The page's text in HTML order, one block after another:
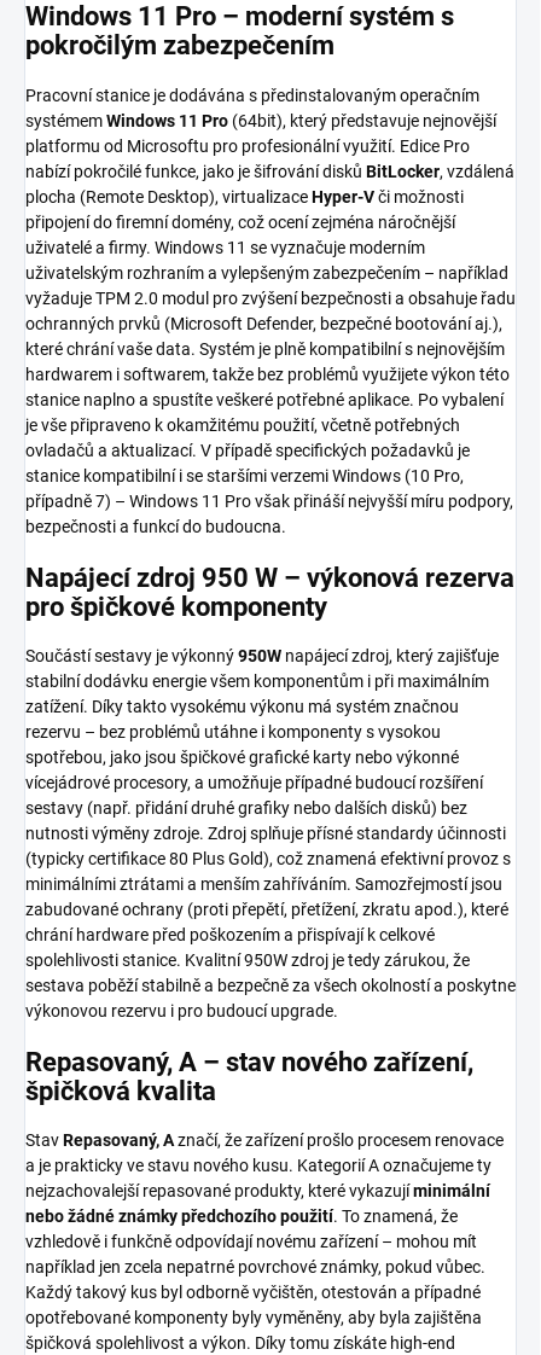
Windows 11 Pro – moderní systém s
pokročilým zabezpečením
Pracovní stanice je dodávána s předinstalovaným operačním
systémemWindows 11 Pro (64bit), který představuje nejnovější
platformu od Microsoftu pro profesionální využití. Edice Pro
nabízí pokročilé funkce, jako je šifrování disků BitLocker, vzdálená
plocha (Remote Desktop), virtualizaceHyper-Vči možnosti
připojení do firemní domény, což ocení zejména náročnější
uživatelé a firmy. Windows 11 se vyznačuje moderním
uživatelským rozhraním a vylepšeným zabezpečením – například
vyžaduje TPM 2.0 modul pro zvýšení bezpečnosti a obsahuje řadu
ochranných prvků (Microsoft Defender, bezpečné bootování aj.),
které chrání vaše data. Systém je plně kompatibilní s nejnovějším
hardwarem i softwarem, takže bez problémů využijete výkon této
stanice naplno a spustíte veškeré potřebné aplikace. Po vybalení
je vše připraveno k okamžitému použití, včetně potřebných
ovladačů a aktualizací. V případě specifických požadavků je
stanice kompatibilní i se staršími verzemi Windows (10 Pro,
případně 7) – Windows 11 Pro však přináší nejvyšší míru podpory,
bezpečnosti a funkcí do budoucna.
Napájecí zdroj 950 W – výkonová rezerva
pro špičkové komponenty
Součástí sestavy je výkonný950W napájecí zdroj, který zajišťuje
stabilní dodávku energie všem komponentům i při maximálním
zatížení. Díky takto vysokému výkonu má systém značnou
rezervu – bez problémů utáhne i komponenty s vysokou
spotřebou, jako jsou špičkové grafické karty nebo výkonné
vícejádrové procesory, a umožňuje případné budoucí rozšíření
sestavy (např. přidání druhé grafiky nebo dalších disků) bez
nutnosti výměny zdroje. Zdroj splňuje přísné standardy účinnosti
(typicky certifikace 80 Plus Gold), což znamená efektivní provoz s
minimálními ztrátami a menším zahříváním. Samozřejmostí jsou
zabudované ochrany (proti přepětí, přetížení, zkratu apod.), které
chrání hardware před poškozením a přispívají k celkové
spolehlivosti stanice. Kvalitní 950W zdroj je tedy zárukou, že
sestava poběží stabilně a bezpečně za všech okolností a poskytne
výkonovou rezervu i pro budoucí upgrade.
Repasovaný, A – stav nového zařízení,
špičková kvalita
StavRepasovaný, Aznačí, že zařízení prošlo procesem renovace
a je prakticky ve stavu nového kusu. Kategorií A označujeme ty
nejzachovalejší repasované produkty, které vykazujíminimální
nebo žádné známky předchozího použití. To znamená, že
vzhledově i funkčně odpovídají novému zařízení – mohou mít
například jen zcela nepatrné povrchové známky, pokud vůbec.
Každý takový kus byl odborně vyčištěn, otestován a případné
opotřebované komponenty byly vyměněny, aby byla zajištěna
špičková spolehlivost a výkon. Díky tomu získáte high-end